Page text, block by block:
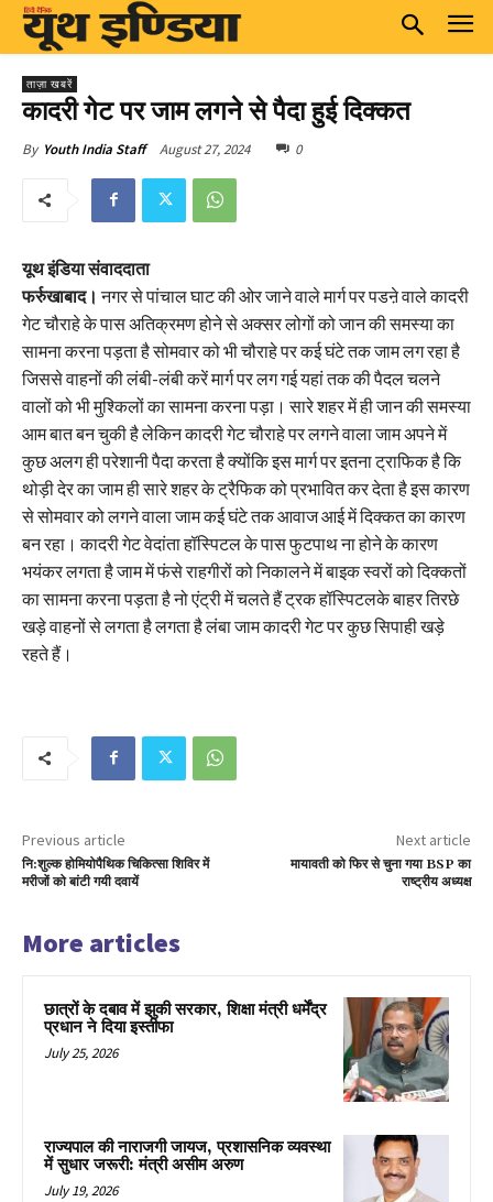
ताज़ा खबरें
कादरी गेट पर जाम लगने से पैदा हुई दिक्कत
By Youth India Staff August 27, 2024 0
यूथ इंडिया संवाददाता
फर्रुखाबाद। नगर से पांचाल घाट की ओर जाने वाले मार्ग पर पडऩे वाले कादरी
गेट चौराहे के पास अतिक्रमण होने से अक्सर लोगों को जान की समस्या का
सामना करना पड़ता है सोमवार को भी चौराहे पर कई घंटे तक जाम लग रहा है
जिससे वाहनों की लंबी-लंबी करें मार्ग पर लग गई यहां तक की पैदल चलने
वालों को भी मुश्किलों का सामना करना पड़ा। सारे शहर में ही जान की समस्या
आम बात बन चुकी है लेकिन कादरी गेट चौराहे पर लगने वाला जाम अपने में
कुछ अलग ही परेशानी पैदा करता है क्योंकि इस मार्ग पर इतना ट्राफिक है कि
थोड़ी देर का जाम ही सारे शहर के ट्रैफिक को प्रभावित कर देता है इस कारण
से सोमवार को लगने वाला जाम कई घंटे तक आवाज आई में दिक्कत का कारण
बन रहा। कादरी गेट वेदांता हॉस्पिटल के पास फुटपाथ ना होने के कारण
भयंकर लगता है जाम में फंसे राहगीरों को निकालने में बाइक स्वरों को दिक्कतों
का सामना करना पड़ता है नो एंट्री में चलते हैं ट्रक हॉस्पिटलके बाहर तिरछे
खड़े वाहनों से लगता है लगता है लंबा जाम कादरी गेट पर कुछ सिपाही खड़े
रहते हैं।
Previous article
नि:शुल्क होमियोपैथिक चिकित्सा शिविर में
मरीजों को बांटी गयी दवायें
Next article
मायावती को फिर से चुना गया BSP का
राष्ट्रीय अध्यक्ष
More articles
छात्रों के दबाव में झुकी सरकार, शिक्षा मंत्री धर्मेंद्र
प्रधान ने दिया इस्तीफा
July 25, 2026
राज्यपाल की नाराजगी जायज, प्रशासनिक व्यवस्था
में सुधार जरूरी: मंत्री असीम अरुण
July 19, 2026